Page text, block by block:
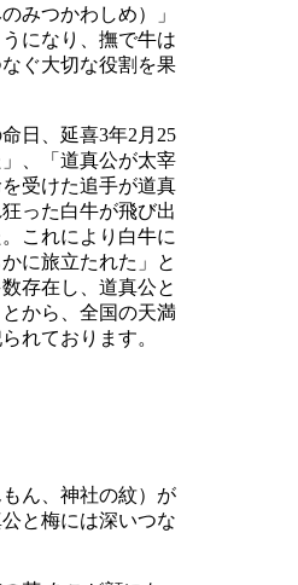
みつかわしめ）」
になり、撫で牛は
ぐ大切な役割を果
日、延喜3年2月25
、「道真公が太宰
受けた追手が道真
った白牛が飛び出
これにより白牛に
に旅立たれた」と
存在し、道真公と
から、全国の天満
れております。
ん、神社の紋）が
と梅には深いつな